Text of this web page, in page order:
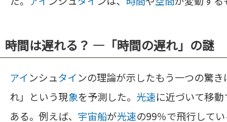
時間は遅れる？ —「時間の遅れ」の謎
アインシュタインの理論が示したもう一つの驚き
れ」という現象を予測した。 光速に近づいて移
ある。例えば、 宇宙船が光速の99％で飛行して